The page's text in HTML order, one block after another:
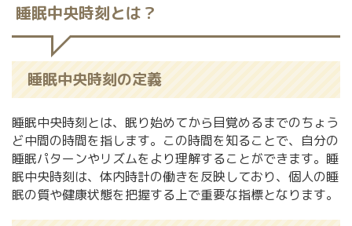
睡眠中央時刻とは？
睡眠中央時刻の定義
睡眠中央時刻とは、眠り始めてから目覚めるまでのちょう
ど中間の時間を指します。この時間を知ることで、自分の
睡眠パターンやリズムをより理解することができます。睡
眠中央時刻は、体内時計の働きを反映しており、個人の睡
眠の質や健康状態を把握する上で重要な指標となります。